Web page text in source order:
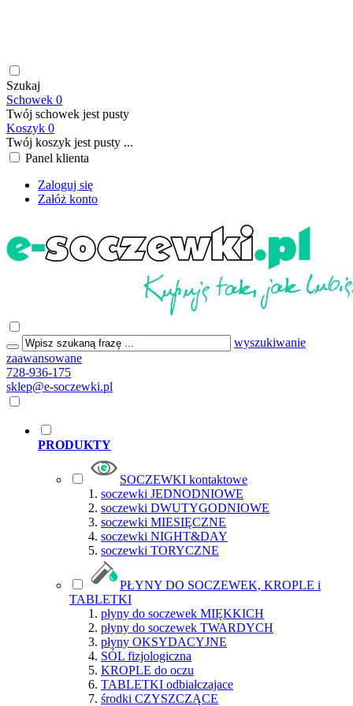
Szukaj
Schowek 0
Twój schowek jest pusty
Koszyk 0
Twój koszyk jest pusty ...
Panel klienta
Zaloguj się
Załóż konto
wyszukiwanie
zaawansowane
728-936-175
sklep@e-soczewki.pl
PRODUKTY
SOCZEWKI kontaktowe
soczewki JEDNODNIOWE
soczewki DWUTYGODNIOWE
soczewki MIESIĘCZNE
soczewki NIGHT&DAY
soczewki TORYCZNE
PŁYNY DO SOCZEWEK, KROPLE i
TABLETKI
płyny do soczewek MIĘKKICH
płyny do soczewek TWARDYCH
płyny OKSYDACYJNE
SÓL fizjologiczna
KROPLE do oczu
TABLETKI odbiałczajace
środki CZYSZCZĄCE